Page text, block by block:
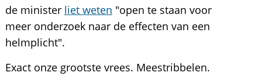
de minister liet weten "open te staan voor
meer onderzoek naar de effecten van een
helmplicht".
Exact onze grootste vrees. Meestribbelen.